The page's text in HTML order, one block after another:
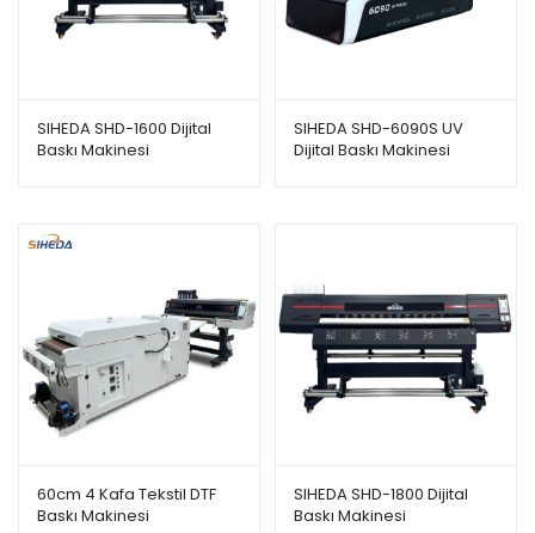
SIHEDA SHD-1600 Dijital
Baskı Makinesi
SIHEDA SHD-6090S UV
Dijital Baskı Makinesi
60cm 4 Kafa Tekstil DTF
Baskı Makinesi
SIHEDA SHD-1800 Dijital
Baskı Makinesi